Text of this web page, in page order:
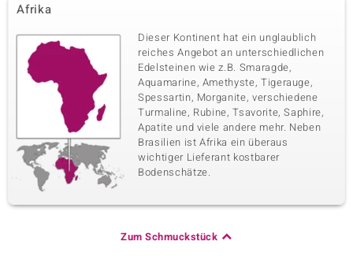
Afrika
Dieser Kontinent hat ein unglaublich
reiches Angebot an unterschiedlichen
Edelsteinen wie z.B. Smaragde,
Aquamarine, Amethyste, Tigerauge,
Spessartin, Morganite, verschiedene
Turmaline, Rubine, Tsavorite, Saphire,
Apatite und viele andere mehr. Neben
Brasilien ist Afrika ein überaus
wichtiger Lieferant kostbarer
Bodenschätze.
Zum Schmuckstück